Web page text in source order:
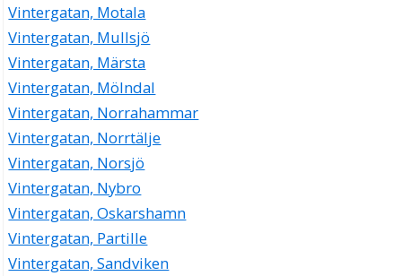
Vintergatan, Motala
Vintergatan, Mullsjö
Vintergatan, Märsta
Vintergatan, Mölndal
Vintergatan, Norrahammar
Vintergatan, Norrtälje
Vintergatan, Norsjö
Vintergatan, Nybro
Vintergatan, Oskarshamn
Vintergatan, Partille
Vintergatan, Sandviken